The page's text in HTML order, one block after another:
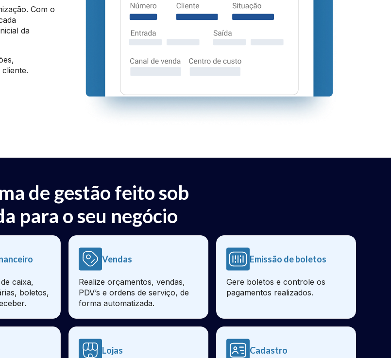
Com o
da
de gestão feito sob
para o seu negócio
caixa,
boletos,
Vendas
Realize orçamentos, vendas,
PDV’s e ordens de serviço, de
forma automatizada.
Emissão de boletos
Gere boletos e controle os
pagamentos realizados.
Lojas Cadastro